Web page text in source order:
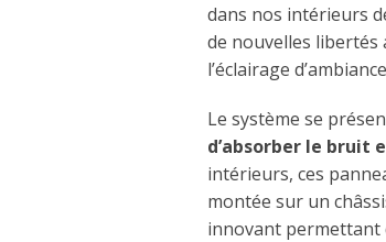
dans nos intérieurs
de nouvelles libertés
l’éclairage
Le système se
d’absorber le bruit
intérieurs, ces
montée sur un
innovant permettant